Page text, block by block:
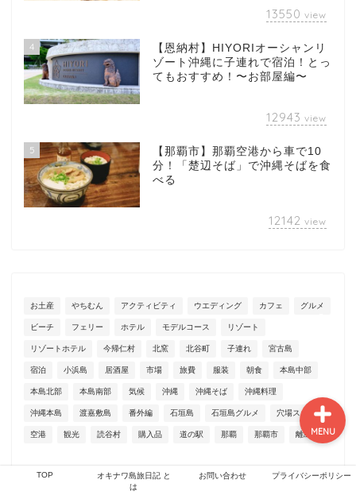
13550 view
4
【恩納村】HIYORIオーシャンリ
ゾート沖縄に子連れで宿泊！とっ
てもおすすめ！〜お部屋編〜
12943 view
5
【那覇市】那覇空港から車で10
分！「楚辺そば」で沖縄そばを食
べる
12142 view
お土産 やちむん アクティビティ ウエディング カフェ グルメ
ビーチ フェリー ホテル モデルコース リゾート
リゾートホテル 今帰仁村 北窯 北谷町 子連れ 宮古島
宿泊 小浜島 居酒屋 市場 旅費 服装 朝食 本島中部
本島北部 本島南部 気候 沖縄 沖縄そば 沖縄料理
沖縄本島 渡嘉敷島 番外編 石垣島 石垣島グルメ 穴場スポット
空港 観光 読谷村 購入品 道の駅 那覇 那覇市 離島
TOP
オキナワ島旅日記 と
は
お問い合わせ プライバシーポリシー
MENU
プライバシーポリシー